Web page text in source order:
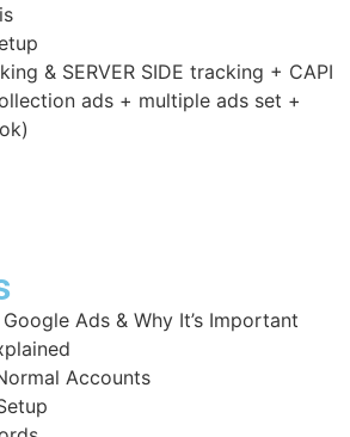
& SERVER SIDE tracking + CAPI
ads + multiple ads set +
Ads & Why It’s Important
Accounts